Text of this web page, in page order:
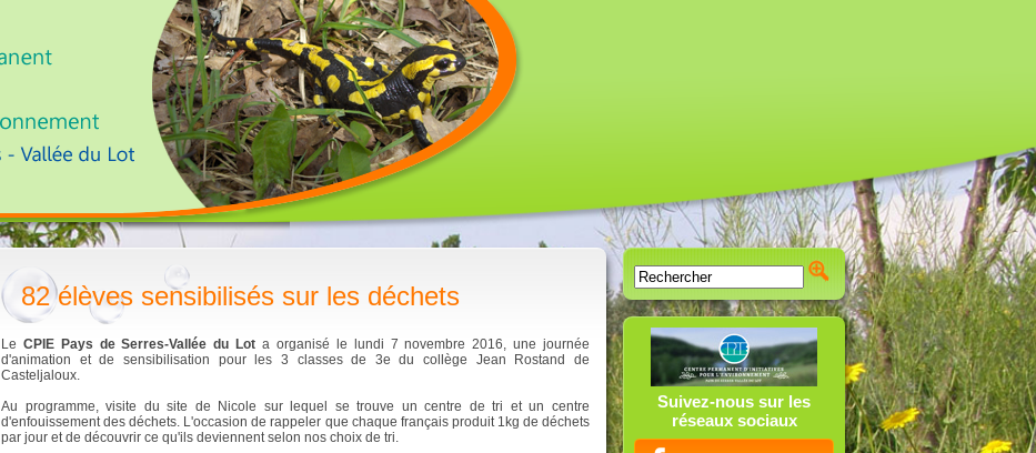
82 élèves sensibilisés sur les déchets
Le CPIE Pays de Serres-Vallée du Lot a organisé le lundi 7 novembre 2016, une journée
d'animation et de sensibilisation pour les 3 classes de 3e du collège Jean Rostand de
Casteljaloux.
Au programme, visite du site de Nicole sur lequel se trouve un centre de tri et un centre
d'enfouissement des déchets. L'occasion de rappeler que chaque français produit 1kg de déchets
par jour et de découvrir ce qu'ils deviennent selon nos choix de tri.
Suivez-nous sur les
réseaux sociaux